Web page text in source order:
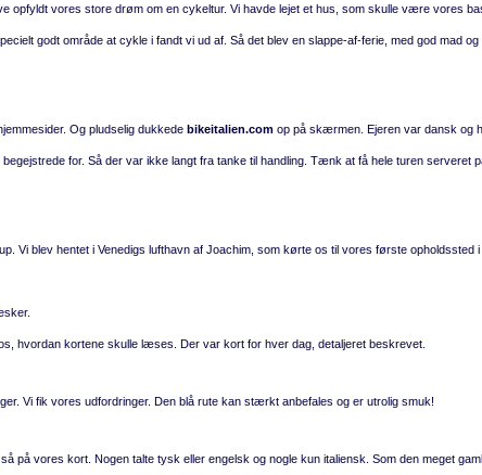
opfyldt vores store drøm om en cykeltur. Vi havde lejet et hus, som skulle være vores
godt område at cykle i fandt vi ud af. Så det blev en slappe-af-ferie, med god mad og
Og pludselig dukkede bikeitalien.com op på skærmen. Ejeren var dansk og
for. Så der var ikke langt fra tanke til handling. Tænk at få hele turen serveret
Vi blev hentet i Venedigs lufthavn af Joachim, som kørte os til vores første opholdssted i
hvordan kortene skulle læses. Der var kort for hver dag, detaljeret beskrevet.
Vi fik vores udfordringer. Den blå rute kan stærkt anbefales og er utrolig smuk!
på vores kort. Nogen talte tysk eller engelsk og nogle kun italiensk. Som den meget